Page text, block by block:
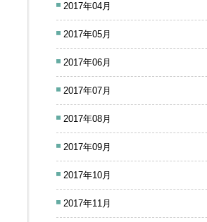
2017年04月
2017年05月
2017年06月
2017年07月
2017年08月
2017年09月
2017年10月
2017年11月